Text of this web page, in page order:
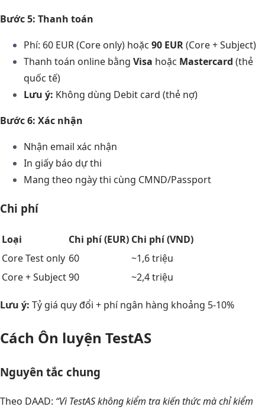
Bước 5: Thanh toán
Phí: 60 EUR (Core only) hoặc 90 EUR(Core + Subject)
Thanh toán online bằng Visa hoặc Mastercard (thẻ
quốc tế)
Lưu ý: Không dùng Debit card (thẻ nợ)
Bước 6: Xác nhận
Nhận email xác nhận
In giấy báo dự thi
Mang theo ngày thi cùng CMND/Passport
Chi phí
Loại Chi phí (EUR) Chi phí (VND)
Core Test only 60
~1,6 triệu
Core + Subject90 ~2,4 triệu
Lưu ý: Tỷ giá quy đổi + phí ngân hàng khoảng 5-10%
Cách Ôn luyện TestAS
Nguyên tắc chung
Theo DAAD: “Vì TestAS không kiểm tra kiến thức mà chỉ kiểm